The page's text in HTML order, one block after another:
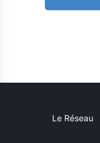
Le Réseau